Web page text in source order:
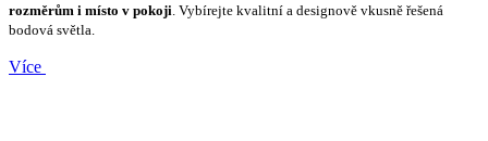
rozměrům i místo v pokoji . Vybírejte kvalitní a designově vkusně řešená
bodová světla.
Více